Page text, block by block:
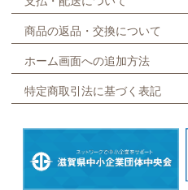
商品の返品・交換について
ホーム画面への追加方法
特定商取引法に基づく表記